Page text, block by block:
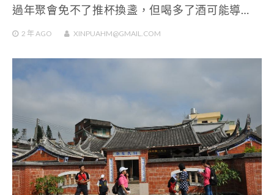
過年聚會免不了推杯換盞，但喝多了酒可能導…
2 年 AGO XINPUAHM@GMAIL.COM